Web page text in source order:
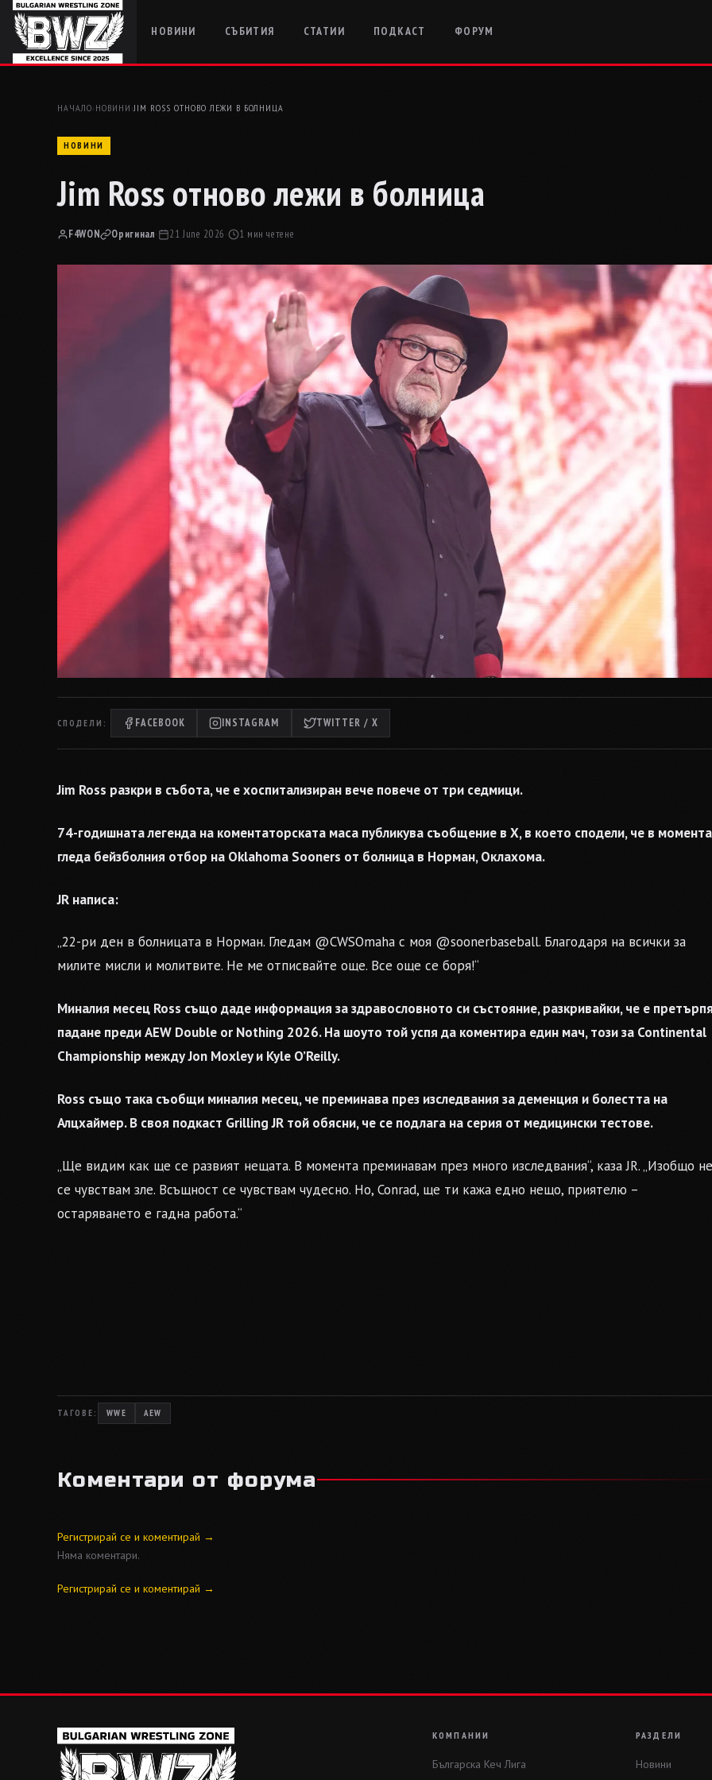
НОВИНИ СЪБИТИЯ СТАТИИ ПОДКАСТ ФОРУМ
НАЧАЛО› НОВИНИ ›JIM ROSS ОТНОВО ЛЕЖИ В БОЛНИЦА
НОВИНИ
Jim Ross отново лежи в болница
F4WON Оригинал· 21 June 2026· 1 мин четене
СПОДЕЛИ: FACEBOOK INSTAGRAM TWITTER / X
Jim Ross разкри в събота, че е хоспитализиран вече повече от три седмици.
74-годишната легенда на коментаторската маса публикува съобщение в X, в което сподели, че в момента
гледа бейзболния отбор на Oklahoma Sooners от болница в Норман, Оклахома.
JR написа:
„22-ри ден в болницата в Норман. Гледам @CWSOmaha с моя @soonerbaseball. Благодаря на всички за
милите мисли и молитвите. Не ме отписвайте още. Все още се боря!“
Миналия месец Ross също даде информация за здравословното си състояние, разкривайки, че е
падане преди AEW Double or Nothing 2026. На шоуто той успя да коментира един мач, този за Continental
Championship между Jon Moxley и Kyle O’Reilly.
Ross също така съобщи миналия месец, че преминава през изследвания за деменция и болестта на
Алцхаймер. В своя подкаст Grilling JR той обясни, че се подлага на серия от медицински тестове.
„Ще видим как ще се развият нещата. В момента преминавам през много изследвания“, каза JR. „Изобщо не
се чувствам зле. Всъщност се чувствам чудесно. Но, Conrad, ще ти кажа едно нещо, приятелю –
остаряването е гадна работа.“
ТАГОВЕ: WWE AEW
Коментари от форума
Регистрирай се и коментирай →
Няма коментари.
Регистрирай се и коментирай →
КОМПАНИИ
Българска Кеч Лига
РАЗДЕЛИ
Новини